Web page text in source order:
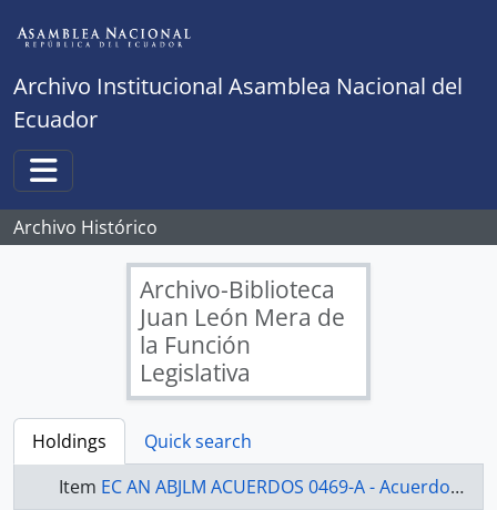
Archivo Institucional Asamblea Nacional del
Ecuador
Toggle navigation
Archivo Histórico
Archivo-Biblioteca
Juan León Mera de
la Función
Legislativa
Holdings
Quick search
Item EC AN ABJLM ACUERDOS 0469-A - Acuerdos Legislativos